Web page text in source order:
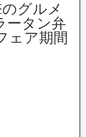
グルメ
ータン弁
ェア期間